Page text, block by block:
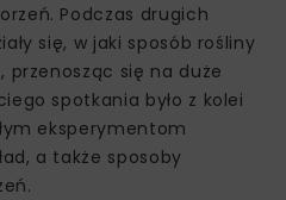
Podczas drugich
się, w jaki sposób rośliny
przenosząc się na duże
spotkania było z kolei
eksperymentom
a także sposoby